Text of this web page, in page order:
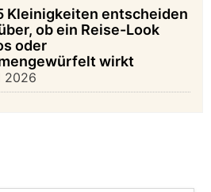
Kleinigkeiten entscheiden
ob ein Reise-Look
oder
wirkt
2026